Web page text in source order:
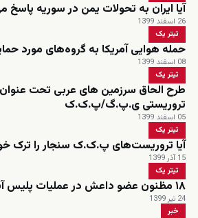
آیا ایران به تحولات یمن در سوریه
26 اسفند 1399
تیتر یک
حمله هوایی آمریکا به گروه‌های مورد
08 اسفند 1399
تیتر یک
طرح الحاق سرزمین های عربی تحت
تروریستی ی.پ.گ/پ.ک.ک
05 اسفند 1399
تیتر یک
آیا تروریست‌های پ.ک.ک سنجار را ترک
15 آذر 1399
تیتر یک
۱۸ مظنون عضو داعش در عملیات پلیس آنکارا دستگیر شدند
24 تیر 1399
خبر